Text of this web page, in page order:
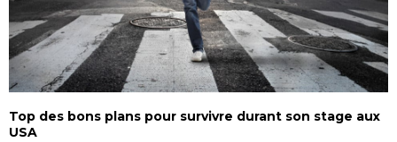
Top des bons plans pour survivre durant son stage aux
USA